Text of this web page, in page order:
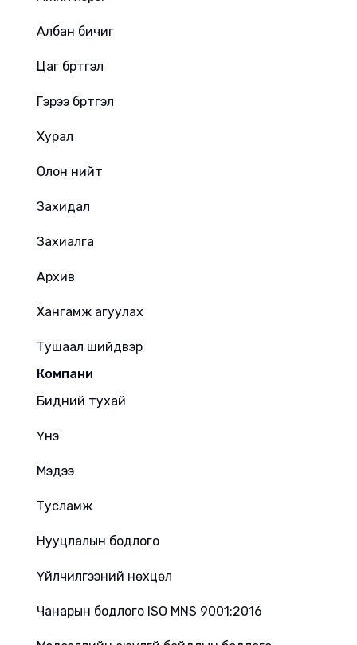
Албан бичиг
Цаг бүртгэл
Гэрээ бүртгэл
Хурал
Олон нийт
Захидал
Захиалга
Архив
Хангамж агуулах
Тушаал шийдвэр
Компани
Бидний тухай
Үнэ
Мэдээ
Тусламж
Нууцлалын бодлого
Үйлчилгээний нөхцөл
Чанарын бодлого ISO MNS 9001:2016